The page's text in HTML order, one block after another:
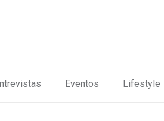
Eventos Lifestyle